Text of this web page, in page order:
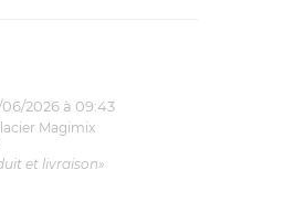
06/2026 à 09:43
Magimix
et livraison»